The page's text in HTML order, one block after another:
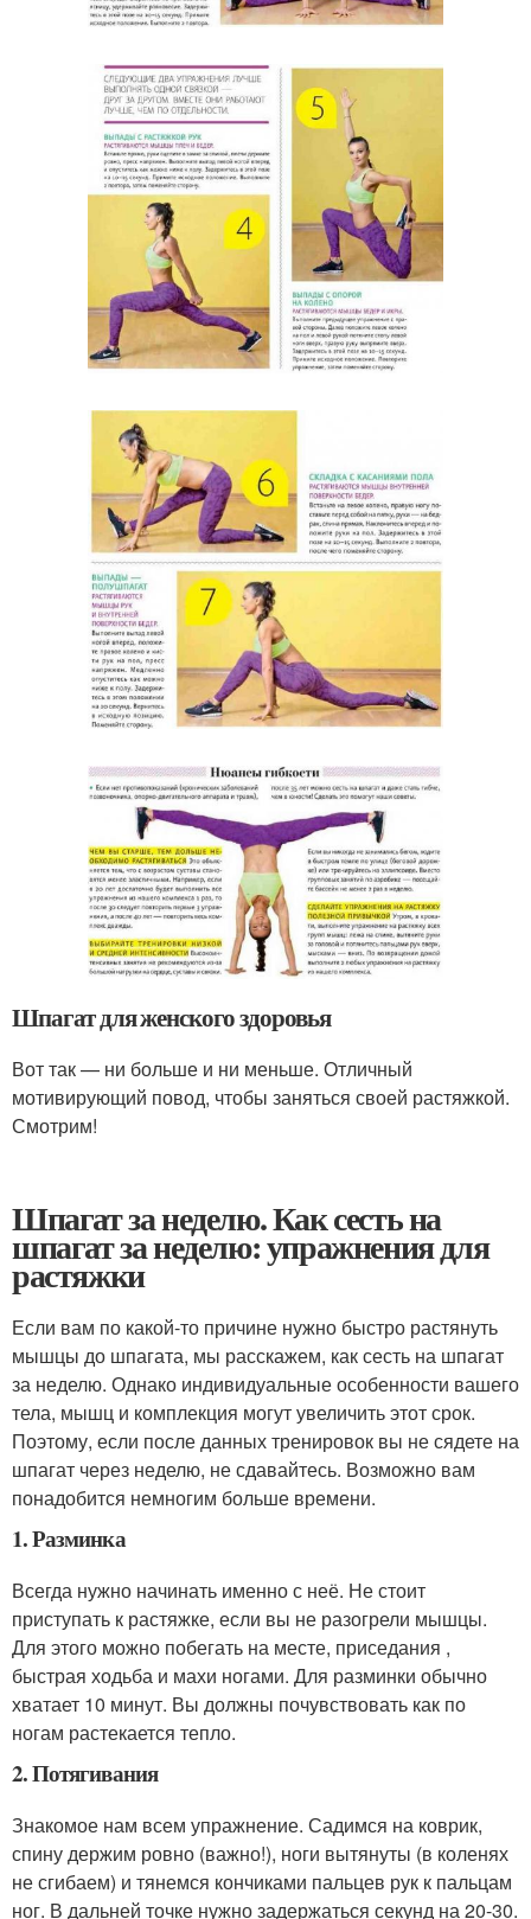
Шпагат для женского здоровья
Вот так — ни больше и ни меньше. Отличный
мотивирующий повод, чтобы заняться своей растяжкой.
Смотрим!
Шпагат за неделю. Как сесть на
шпагат за неделю: упражнения для
растяжки
Если вам по какой-то причине нужно быстро растянуть
мышцы до шпагата, мы расскажем, как сесть на шпагат
за неделю. Однако индивидуальные особенности вашего
тела, мышц и комплекция могут увеличить этот срок.
Поэтому, если после данных тренировок вы не сядете на
шпагат через неделю, не сдавайтесь. Возможно вам
понадобится немногим больше времени.
1. Разминка
Всегда нужно начинать именно с неё. Не стоит
приступать к растяжке, если вы не разогрели мышцы.
Для этого можно побегать на месте, приседания ,
быстрая ходьба и махи ногами. Для разминки обычно
хватает 10 минут. Вы должны почувствовать как по
ногам растекается тепло.
2. Потягивания
Знакомое нам всем упражнение. Садимся на коврик,
спину держим ровно (важно!), ноги вытянуты (в коленях
не сгибаем) и тянемся кончиками пальцев рук к пальцам
ног. В дальней точке нужно задержаться секунд на 20-30.